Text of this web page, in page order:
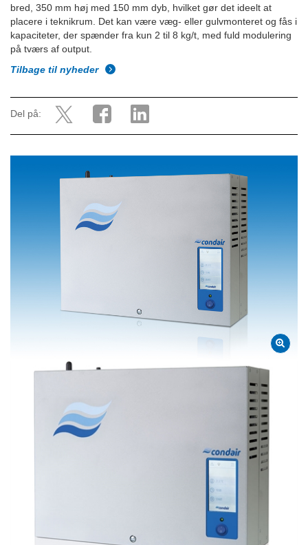
bred, 350 mm høj med 150 mm dyb, hvilket gør det ideelt at
placere i teknikrum. Det kan være væg- eller gulvmonteret og fås i
kapaciteter, der spænder fra kun 2 til 8 kg/t, med fuld modulering
på tværs af output.
Tilbage til nyheder
Del på: